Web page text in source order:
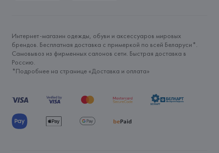
Интернет-магазин одежды, обуви и аксессуаров мировых
брендов. Бесплатная доставка с примеркой по всей Беларуси*.
Самовывоз из фирменных салонов сети. Быстрая доставка в
Россию.
*Подробнее на странице «Доставка и оплата»